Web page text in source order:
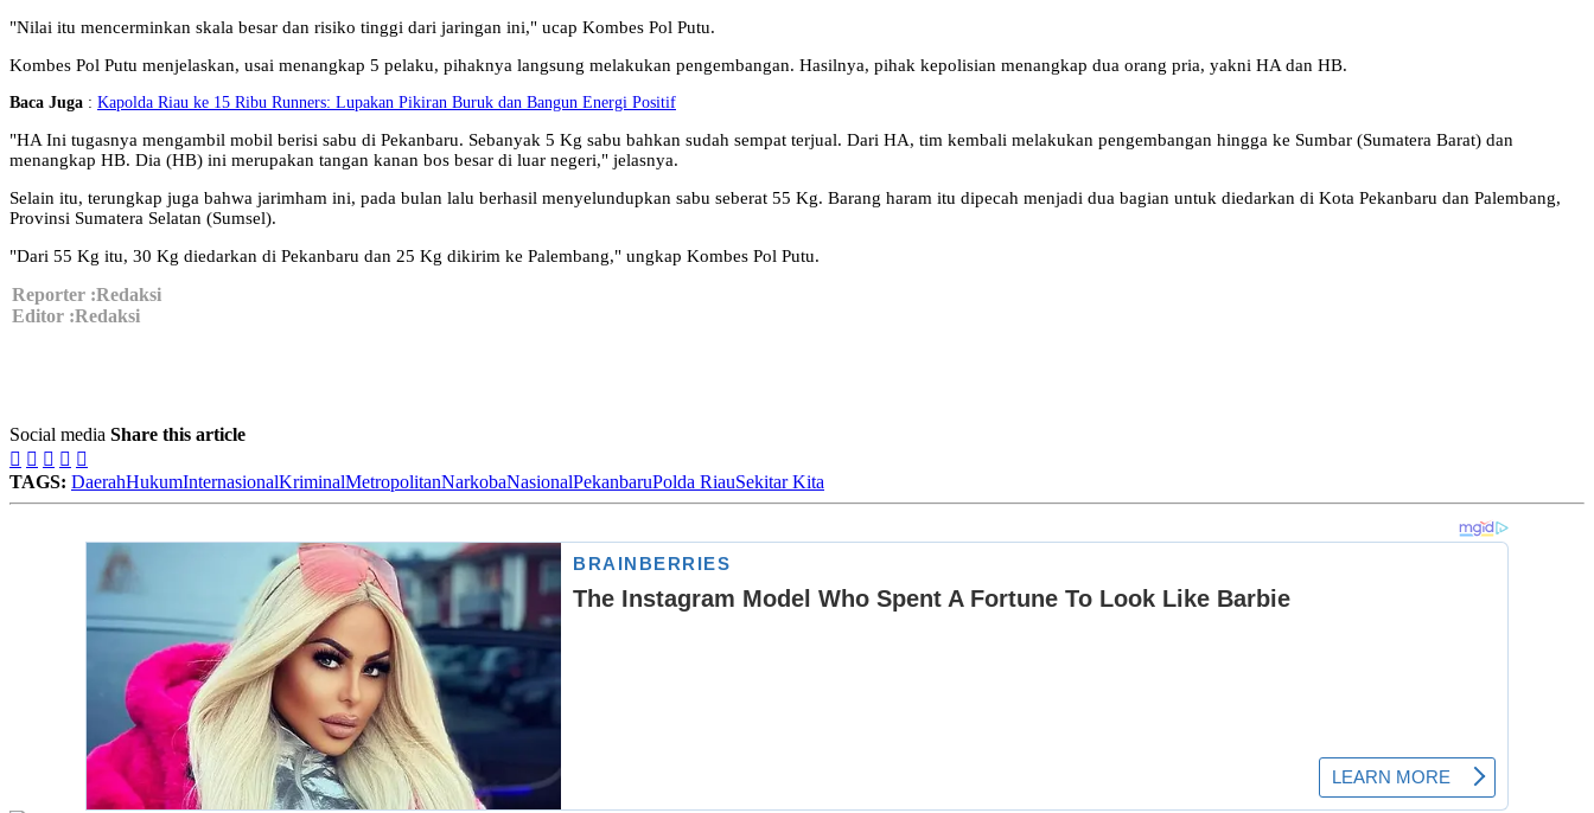
"Nilai itu mencerminkan skala besar dan risiko tinggi dari jaringan ini," ucap Kombes Pol Putu.
Kombes Pol Putu menjelaskan, usai menangkap 5 pelaku, pihaknya langsung melakukan pengembangan. Hasilnya, pihak kepolisian menangkap dua orang pria, yakni HA dan HB.
Baca Juga : Kapolda Riau ke 15 Ribu Runners: Lupakan Pikiran Buruk dan Bangun Energi Positif
"HA Ini tugasnya mengambil mobil berisi sabu di Pekanbaru. Sebanyak 5 Kg sabu bahkan sudah sempat terjual. Dari HA, tim kembali melakukan pengembangan hingga ke Sumbar (Sumatera Barat) dan
menangkap HB. Dia (HB) ini merupakan tangan kanan bos besar di luar negeri," jelasnya.
Selain itu, terungkap juga bahwa jarimham ini, pada bulan lalu berhasil menyelundupkan sabu seberat 55 Kg. Barang haram itu dipecah menjadi dua bagian untuk diedarkan di Kota Pekanbaru dan Palembang,
Provinsi Sumatera Selatan (Sumsel).
"Dari 55 Kg itu, 30 Kg diedarkan di Pekanbaru dan 25 Kg dikirim ke Palembang," ungkap Kombes Pol Putu.
Reporter :Redaksi
Editor :Redaksi
Social media Share this article
    
TAGS: DaerahHukumInternasionalKriminalMetropolitanNarkobaNasionalPekanbaruPolda RiauSekitar Kita